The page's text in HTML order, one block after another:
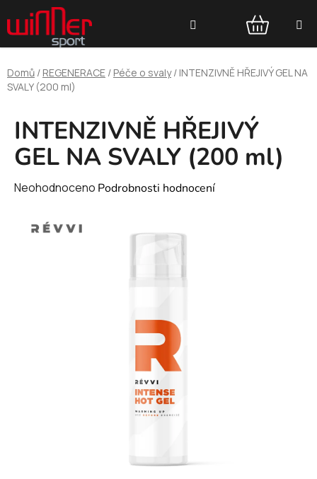
na
obsah
NÁKUPNÍ
KOŠÍK
Domů / REGENERACE / Péče o svaly / INTENZIVNĚ HŘEJIVÝ GEL NA
SVALY (200 ml)
INTENZIVNĚ HŘEJIVÝ
GEL NA SVALY (200 ml)
Průměrné
produktu
Neohodnoceno Podrobnosti hodnocení